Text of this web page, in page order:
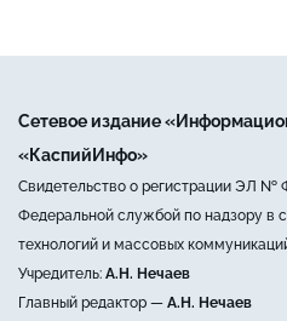
Сетевое издание
«КаспийИнфо»
Свидетельство о регистрации ЭЛ №
Федеральной службой по надзору в
технологий и массовых
Учредитель: А.Н. Нечаев
Главный редактор — А.Н. Нечаев